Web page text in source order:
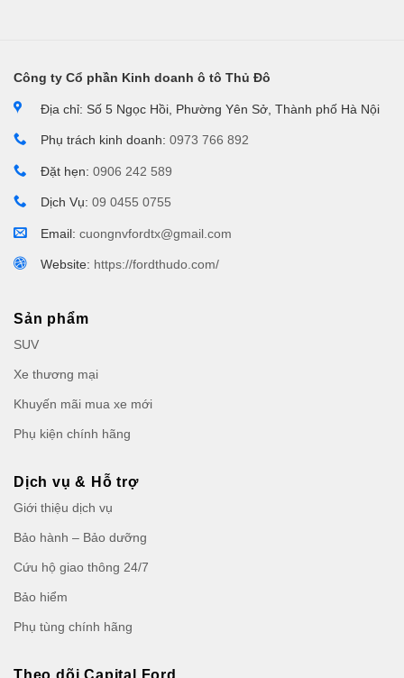
Công ty Cổ phần Kinh doanh ô tô Thủ Đô
Địa chỉ: Số 5 Ngọc Hồi, Phường Yên Sở, Thành phố Hà Nội
Phụ trách kinh doanh: 0973 766 892
Đặt hẹn: 0906 242 589
Dịch Vụ: 09 0455 0755
Email: cuongnvfordtx@gmail.com
Website: https://fordthudo.com/
Sản phẩm
SUV
Xe thương mại
Khuyến mãi mua xe mới
Phụ kiện chính hãng
Dịch vụ & Hỗ trợ
Giới thiệu dịch vụ
Bảo hành – Bảo dưỡng
Cứu hộ giao thông 24/7
Bảo hiểm
Phụ tùng chính hãng
Theo dõi Capital Ford